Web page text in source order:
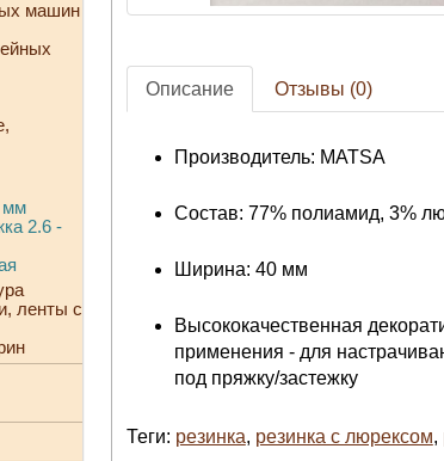
машин
мм
2.6 -
ленты с
Описание Отзывы (0)
Производитель: MATSA
Состав: 77% полиамид, 3%
Ширина: 40 мм
Высококачественная
применения - для
под пряжку/застежку
Теги: резинка, резинка с люрексом,